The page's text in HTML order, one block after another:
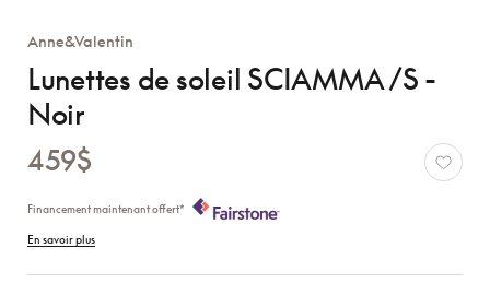
Anne&Valentin
Lunettes de soleil SCIAMMA /S -
Noir
459$
Financement maintenant offert*
En savoir plus